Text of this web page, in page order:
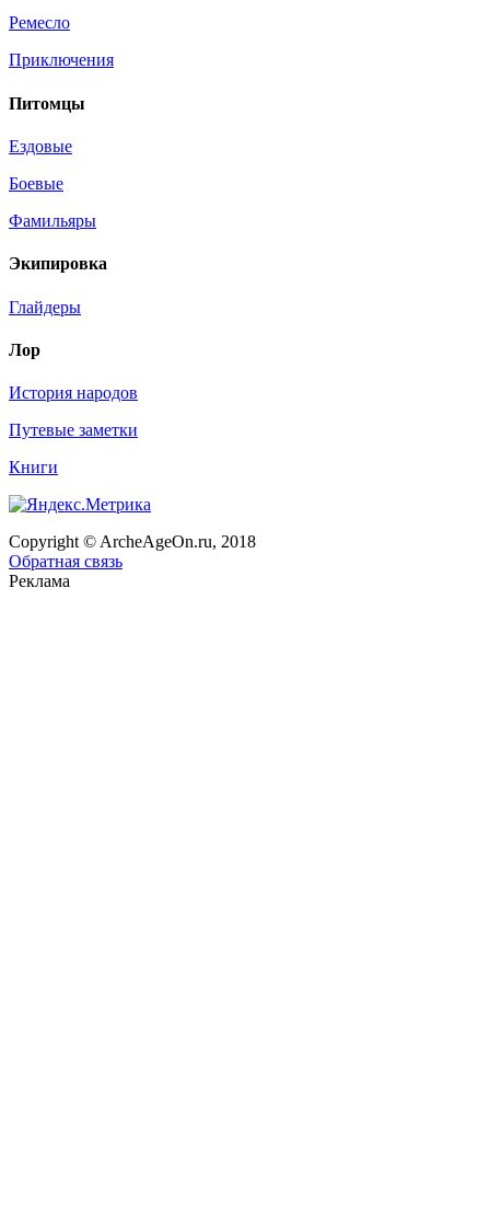
Ремесло
Приключения
Питомцы
Ездовые
Боевые
Фамильяры
Экипировка
Глайдеры
Лор
История народов
Путевые заметки
Книги
Copyright © ArcheAgeOn.ru, 2018
Обратная связь
Реклама